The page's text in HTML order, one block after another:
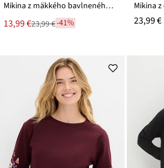
Mikina z mäkkého bavlneného mixu
Nová
cena
13,99 €
Zľava 23,99 €-41% 23,99 €